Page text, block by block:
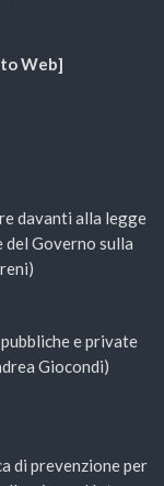
Web]
davanti alla legge
del Governo sulla
e private
Giocondi)
di prevenzione per